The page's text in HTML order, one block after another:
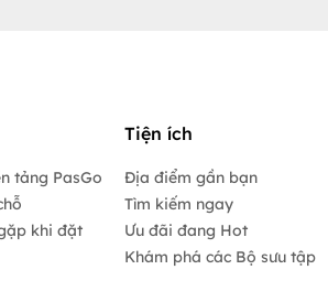
tảng PasGo
khi đặt
Tiện ích
Địa điểm gần bạn
Tìm kiếm ngay
Ưu đãi đang Hot
Khám phá các Bộ sưu tập